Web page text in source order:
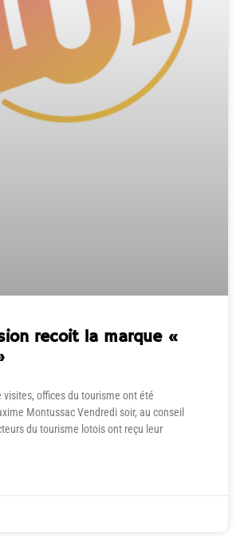
recoit la marque «
visites, offices du tourisme ont été
Montussac Vendredi soir, au conseil
du tourisme lotois ont reçu leur